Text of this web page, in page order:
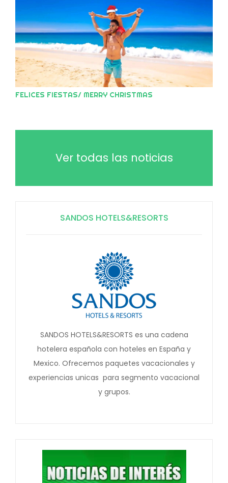
FELICES FIESTAS/ MERRY CHRISTMAS
Ver todas las noticias
SANDOS HOTELS&RESORTS
SANDOS HOTELS&RESORTS es una cadena
hotelera española con hoteles en España y
Mexico. Ofrecemos paquetes vacacionales y
experiencias unicas para segmento vacacional
y grupos.